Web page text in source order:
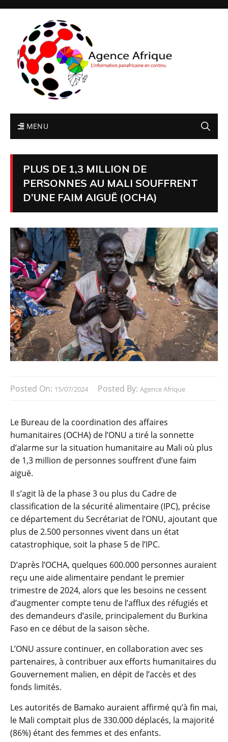
MENU
PLUS DE 1,3 MILLION DE
PERSONNES AU MALI SOUFFRENT
D’UNE FAIM AIGUË (OCHA)
Posted On: 15/07/2024 Posted By: Agence Afrique
Le Bureau de la coordination des affaires
humanitaires (OCHA) de l’ONU a tiré la sonnette
d’alarme sur la situation humanitaire au Mali où plus
de 1,3 million de personnes souffrent d’une faim
aiguë.
Il s’agit là de la phase 3 ou plus du Cadre de
classification de la sécurité alimentaire (IPC), précise
ce département du Secrétariat de l’ONU, ajoutant que
plus de 2.500 personnes vivent dans un état
catastrophique, soit la phase 5 de l’IPC.
D’après l’OCHA, quelques 600.000 personnes auraient
reçu une aide alimentaire pendant le premier
trimestre de 2024, alors que les besoins ne cessent
d’augmenter compte tenu de l’afflux des réfugiés et
des demandeurs d’asile, principalement du Burkina
Faso en ce début de la saison sèche.
L’ONU assure continuer, en collaboration avec ses
partenaires, à contribuer aux efforts humanitaires du
Gouvernement malien, en dépit de l’accès et des
fonds limités.
Les autorités de Bamako auraient affirmé qu’à fin mai,
le Mali comptait plus de 330.000 déplacés, la majorité
(86%) étant des femmes et des enfants.